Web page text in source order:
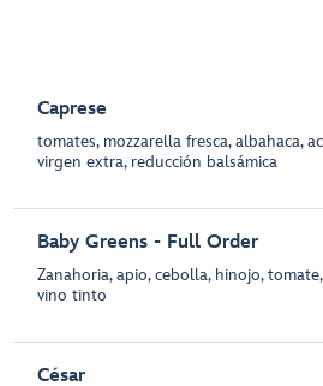
Caprese
tomates, mozzarella fresca, albahaca,
virgen extra, reducción balsámica
Baby Greens - Full Order
Zanahoria, apio, cebolla, hinojo,
vino tinto
César